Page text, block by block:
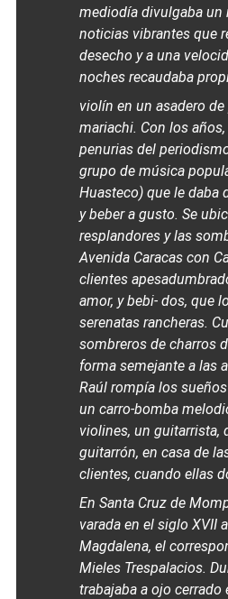
mediodía divulgaba un
noticias vibrantes que
desecho y a una
noches recaudaba
violín en un asadero
mariachi. Con los
penurias del
grupo de música
Huasteco) que le daba
y beber a gusto. Se
resplandores y las
Avenida Caracas con
clientes
amor, y bebi- dos, que
serenatas rancheras.
sombreros de charros
forma semejante a las
Raúl rompía los
un carro-bomba
violines, un guitarrista,
guitarrón, en casa de
clientes, cuando ellas
En Santa Cruz de
varada en el siglo XVII
Magdalena, el
Mieles Trespalacios.
trabajaba a ojo cerrado